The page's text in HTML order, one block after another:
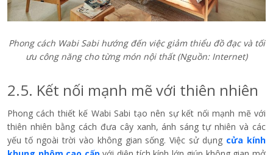
Phong cách Wabi Sabi hướng đến việc giảm thiểu đồ đạc và tối
ưu công năng cho từng món nội thất (Nguồn: Internet)
2.5. Kết nối mạnh mẽ với thiên nhiên
Phong cách thiết kế Wabi Sabi tạo nên sự kết nối mạnh mẽ với
thiên nhiên bằng cách đưa cây xanh, ánh sáng tự nhiên và các
yếu tố ngoài trời vào không gian sống. Việc sử dụng cửa kính